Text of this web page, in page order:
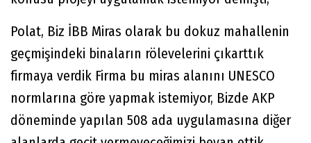
Polat, Biz İBB Miras olarak bu dokuz mahallenin
geçmişindeki binaların rölevelerini çıkarttık
firmaya verdik Firma bu miras alanını UNESCO
normlarına göre yapmak istemiyor, Bizde AKP
döneminde yapılan 508 ada uygulamasına diğer